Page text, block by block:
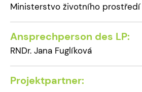
Ministerstvo životního prostředí
Ansprechperson des LP:
RNDr. Jana Fuglíková
Projektpartner: